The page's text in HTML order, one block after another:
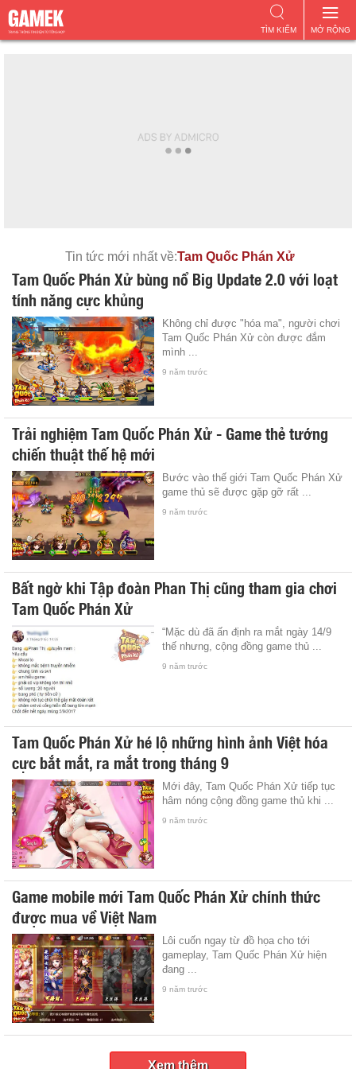
MỞ RỘNG
TÌM KIẾM
Tin tức mới nhất về:Tam Quốc Phán Xử
Tam Quốc Phán Xử bùng nổ Big Update 2.0 với loạt
tính năng cực khủng
Không chỉ được "hóa ma", người chơi
Tam Quốc Phán Xử còn được đắm
mình ...
9 năm trước
Trải nghiệm Tam Quốc Phán Xử - Game thẻ tướng
chiến thuật thế hệ mới
Bước vào thế giới Tam Quốc Phán Xử
game thủ sẽ được gặp gỡ rất ...
9 năm trước
Bất ngờ khi Tập đoàn Phan Thị cũng tham gia chơi
Tam Quốc Phán Xử
“Mặc dù đã ấn định ra mắt ngày 14/9
thế nhưng, cộng đồng game thủ ...
9 năm trước
Tam Quốc Phán Xử hé lộ những hình ảnh Việt hóa
cực bắt mắt, ra mắt trong tháng 9
Mới đây, Tam Quốc Phán Xử tiếp tục
hâm nóng cộng đồng game thủ khi ...
9 năm trước
Game mobile mới Tam Quốc Phán Xử chính thức
được mua về Việt Nam
Lôi cuốn ngay từ đồ họa cho tới
gameplay, Tam Quốc Phán Xử hiện
đang ...
9 năm trước
Xem thêm